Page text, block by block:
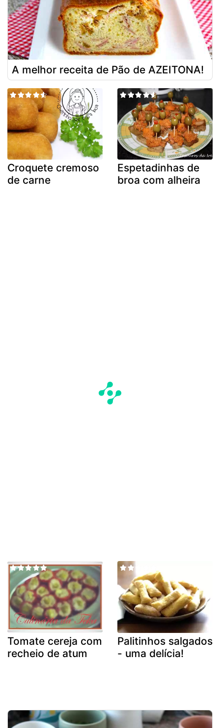
A melhor receita de Pão de AZEITONA!
Croquete cremoso
de carne
Espetadinhas de
broa com alheira
Tomate cereja com
recheio de atum
Palitinhos salgados
- uma delícia!